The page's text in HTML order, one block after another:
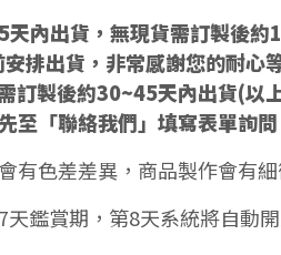
內出貨，無現貨需訂製後約
排出貨，非常感謝您的耐心
製後約30~45天內出貨(以
「聯絡我們」填寫表單詢問
色差差異，商品製作會有
鑑賞期，第8天系統將自動開